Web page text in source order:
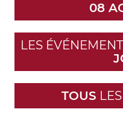
08
LES
TOUS